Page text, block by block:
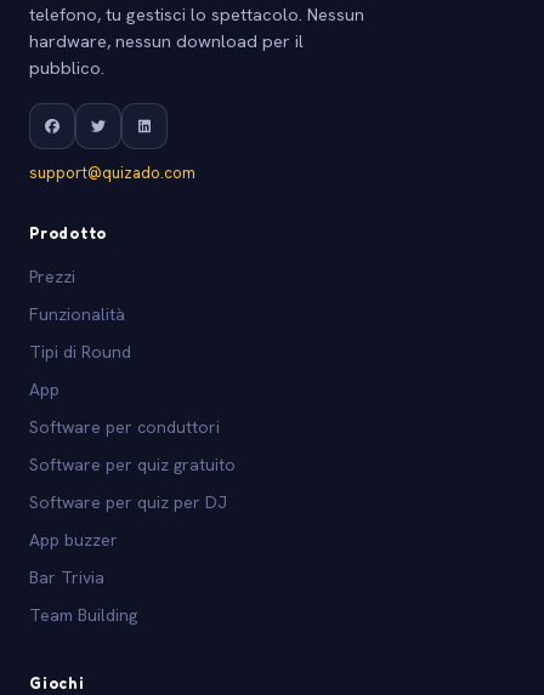
telefono, tu gestisci lo spettacolo. Nessun
hardware, nessun download per il
pubblico.
support@quizado.com
Prodotto
Prezzi
Funzionalità
Tipi di Round
App
Software per conduttori
Software per quiz gratuito
Software per quiz per DJ
App buzzer
Bar Trivia
Team Building
Giochi